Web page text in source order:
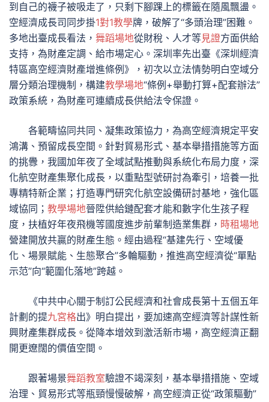
到自己的襪子被吸走了，只剩下腳踝上的標籤在隨風飄盪。
空經濟成長司同步掛1對1教學牌，破解了“多頭治理”困難。
多地出臺成長看法， 舞蹈場地從財稅、人才等見證方面供給
支持，為財產定調、給市場定心。深圳率先出臺《深圳經濟
特區高空經濟財產增進條例》，初次以立法情勢明白空域分
層分類治理機制，構建教學場地“條例+舉動打算+配套辦法”
政策系統，為財產可連續成長供給法令保證。
各範疇協同共同、凝集政策協力，為高空經濟規定平安
鴻溝、預留成長空間。針對貿易形式、基本舉措措施等方面
的挑釁，我國加年夜了全域試點推動與系統化布局力度，深
化航空財產集聚化成長，以重點型號研討為牽引，培養一批
專精特新企業；打造專門研究化航空設備研討基地，強化區
域協同； 教學場地晉陞供給鏈配套才能和數字化生孩子程
度，扶植好年夜飛機等國度進步前輩制造業集群， 時租場地
營建開放共贏的財產生態。經由過程“基建先行、空域優
化、場景賦能、生態聚合”多輪驅動，推進高空經濟從“單點
示范”向“範圍化落地”跨越。
《中共中心關于制訂公民經濟和社會成長第十五個五年
計劃的提九宮格出》明白提出，要加速高空經濟等計謀性新
興財產集群成長。從降本增效到激活新市場，高空經濟正翻
開更遼闊的價值空間。
跟著場景舞蹈教室驗證不竭深刻，基本舉措措施、空域
治理、貿易形式等瓶頸慢慢破解，高空經濟正從“政策驅動”